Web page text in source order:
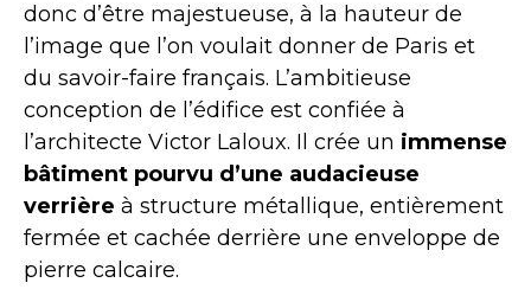
donc d’être majestueuse, à la hauteur de
l’image que l’on voulait donner de Paris et
du savoir-faire français. L’ambitieuse
conception de l’édifice est confiée à
l’architecte Victor Laloux. Il crée un immense
bâtiment pourvu d’une audacieuse
verrière à structure métallique, entièrement
fermée et cachée derrière une enveloppe de
pierre calcaire.